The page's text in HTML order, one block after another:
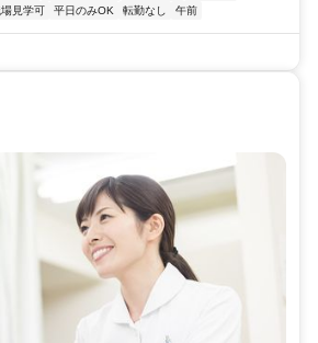
見学可 平日のみOK 転勤なし 午前